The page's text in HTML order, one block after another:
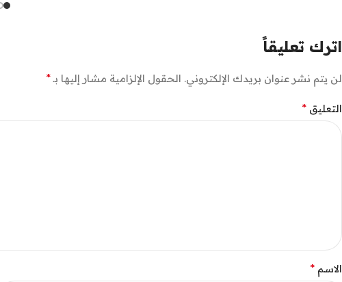
اترك تعليقاً
لن يتم نشر عنوان بريدك الإلكتروني. الحقول الإلزامية مشار إليها بـ*
التعليق *
الاسم *